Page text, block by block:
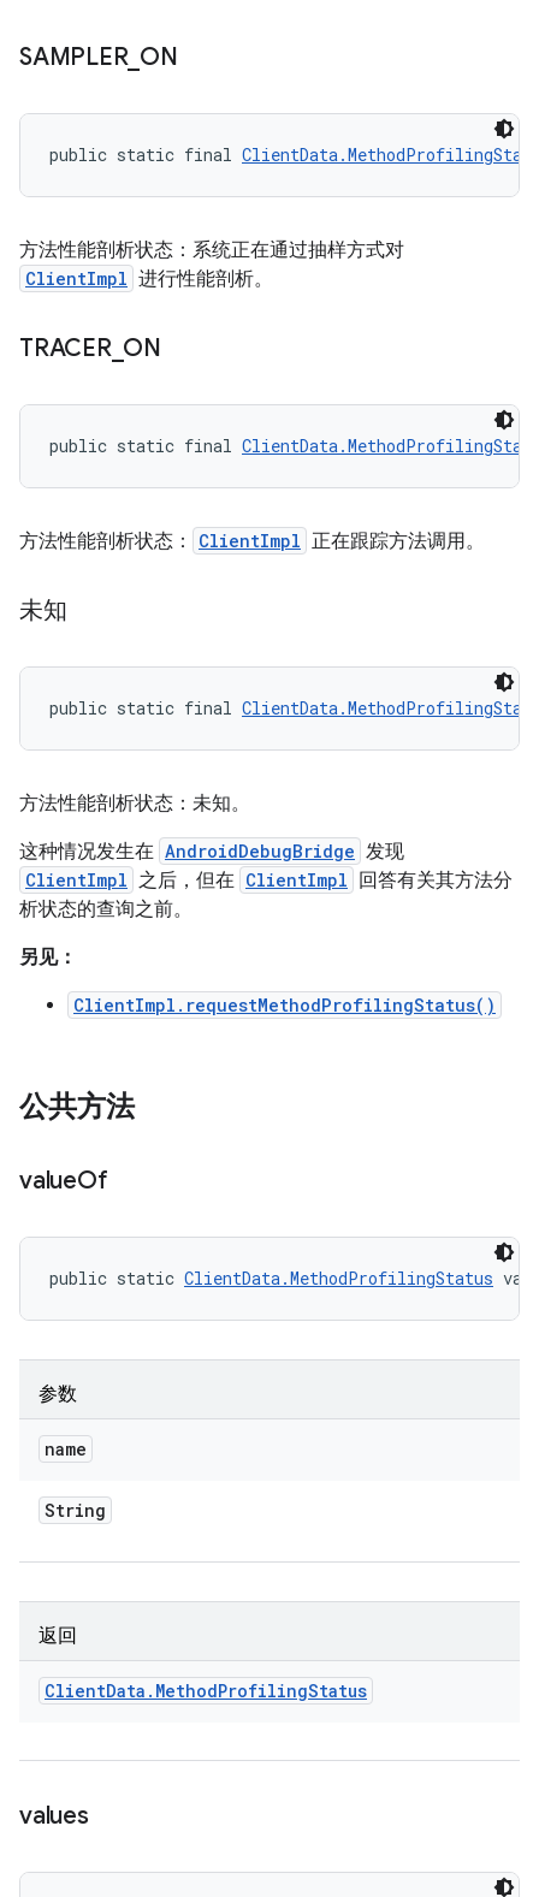
SAMPLER_ ON
public static final
方法性能剖析状态：系统正在通过抽样方式对
ClientImpl 进行性能剖析。
TRACER_ ON
public static final
方法性能剖析状态： ClientImpl 正在跟踪方法调用。
未知
public static final
方法性能剖析状态：未知。
这种情况发生在 AndroidDebugBridge 发现
ClientImpl 之后，但在 ClientImpl
回答有关其方法分
析状态的查询之前。
另见：
ClientImpl.requestMethodProfilingStatus()
公共方法
valueOf
public static ClientData.MethodProfilingStatus
参数
name
String
返回
ClientData . MethodProfilingStatus
values